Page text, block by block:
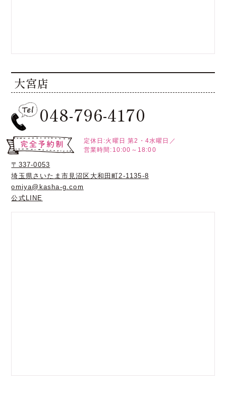
大宮店
048-796-4170
定休日:火曜日 第2・4水曜日／
営業時間:10:00～18:00
〒337-0053
埼玉県さいたま市見沼区大和田町2-1135-8
omiya@kasha-g.com
公式LINE